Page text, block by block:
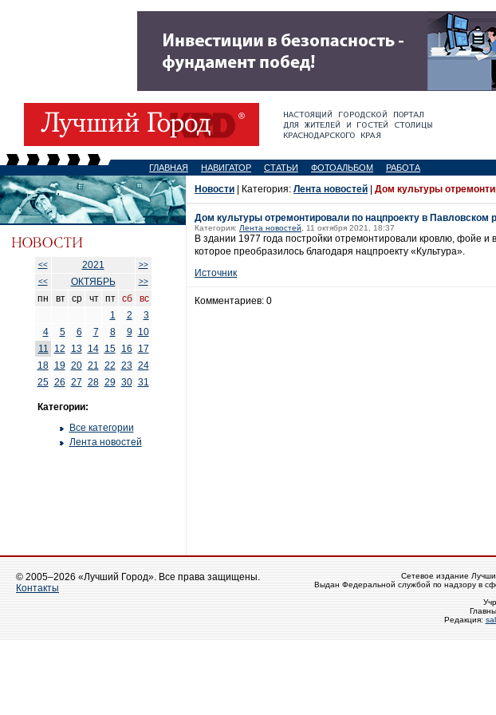
ГЛАВНАЯ НАВИГАТОР СТАТЬИ ФОТОАЛЬБОМ РАБОТА
<< 2021
>>
<<
ОКТЯБРЬ >>
пн вт ср чт пт сб
вс
1
2
3
4
5 6 7 8 9
10
11
12 13 14 15 16
17
18
19 20 21 22 23 24
25 26 27 28 29 30 31
Категории:
Все категории
Лента новостей
Новости | Категория: Лента новостей Дом культуры
Дом культуры отремонтировали по нацпроекту в Павловском
Категория: Лента новостей , 11 октября 2021, 18:37
В здании 1977 года постройки отремонтировали кровлю, фойе и
которое преобразилось благодаря нацпроекту «Культура».
Источник
Комментариев: 0
© 2005–2026 «Лучший Город». Все права защищены.
Контакты
Сетевое издание
Выдан Федеральной службой по надзору в
Редакция: